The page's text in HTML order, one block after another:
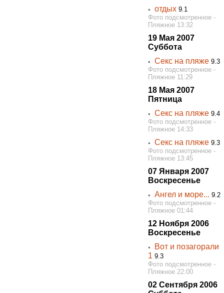
◦отдых 9.1
Фото подсмотренное -
Пляжное 13:32
19 Мая 2007
Суббота
◦Секс на пляже 9.3
Фото подсмотренное -
Пляжное 11:29
18 Мая 2007
Пятница
◦Секс на пляже 9.4
Фото подсмотренное -
Пляжное 14:33
◦Секс на пляже 9.3
Фото подсмотренное -
Пляжное 13:45
07 Января 2007
Воскресенье
◦Ангел и море... 9.2
Фото подсмотренное -
Пляжное 01:44
12 Ноября 2006
Воскресенье
◦
Вот и позагорали
1 9.3
Фото подсмотренное -
Пляжное 22:00
02 Сентября 2006